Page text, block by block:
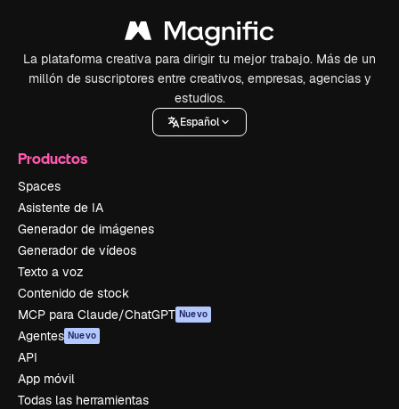
La plataforma creativa para dirigir tu mejor trabajo. Más de un
millón de suscriptores entre creativos, empresas, agencias y
estudios.
Español
Productos
Spaces
Asistente de IA
Generador de imágenes
Generador de vídeos
Texto a voz
Contenido de stock
MCP para Claude/ChatGPT Nuevo
Agentes Nuevo
API
App móvil
Todas las herramientas